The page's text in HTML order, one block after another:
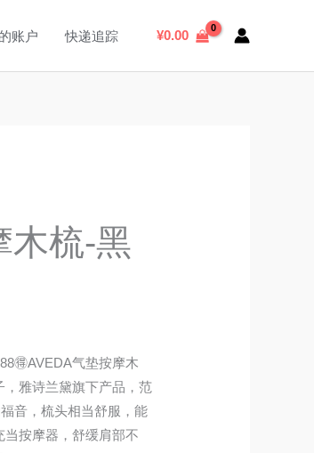
账户 快递追踪 ¥0.00
木梳-黑
气垫按摩木
雅诗兰黛旗下产品，范
音，梳头相当舒服，能
按摩器，舒缓肩部不
索